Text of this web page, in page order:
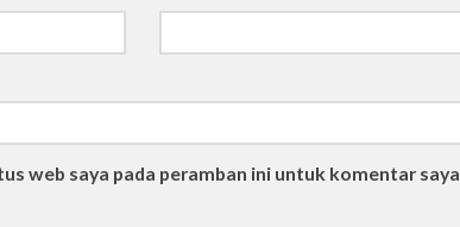
web saya pada peramban ini untuk komentar saya